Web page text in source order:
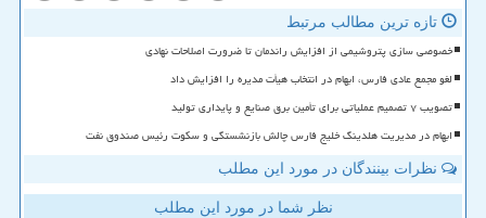
تازه ترین مطالب مرتبط
خصوصی سازی پتروشیمی از افزایش راندمان تا ضرورت اصلاحات نهادی
لغو مجمع عادی فارس، ابهام در انتخاب هیأت مدیره را افزایش داد
تصویب ۷ تصمیم عملیاتی برای تأمین برق صنایع و پایداری تولید
ابهام در مدیریت هلدینگ خلیج فارس چالش بازنشستگی و سکوت رئیس صندوق نفت
نظرات بینندگان در مورد این مطلب
نظر شما در مورد این مطلب